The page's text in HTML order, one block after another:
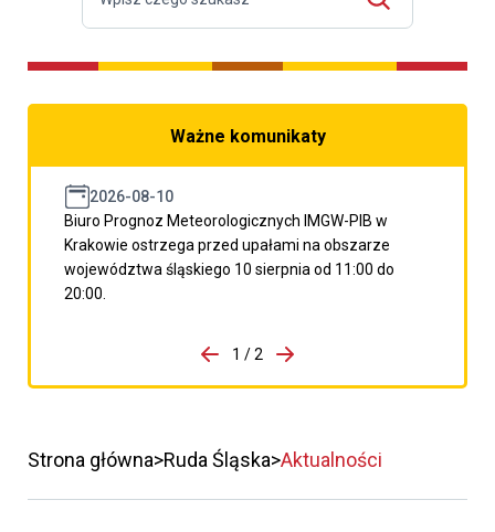
Ważne komunikaty
2026-08-10
Biuro Prognoz Meteorologicznych IMGW-PIB w
Krakowie ostrzega przed upałami na obszarze
województwa śląskiego 10 sierpnia od 11:00 do
20:00.
porzpedniego komunikatu
1 / 2
Przejdź do następnego
Strona główna Ruda Śląska Aktualności